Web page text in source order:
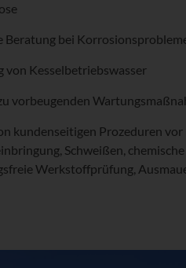
Beratung bei
von Kesselbetriebswasser
vorbeugenden
kundenseitigen Prozeduren
Schweißen,
Werkstoffprüfung,